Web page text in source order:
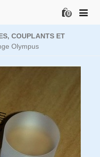
0
COUPLANTS ET
Olympus